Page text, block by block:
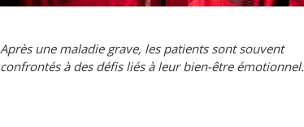
Après une maladie grave, les patients sont souvent
confrontés à des défis liés à leur bien-être émotionnel.